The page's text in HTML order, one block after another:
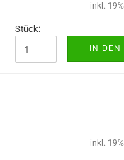
inkl.
Stück:
IN
inkl.